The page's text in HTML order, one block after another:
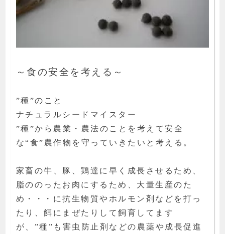
～食の安全を考える～
”種”のこと
ナチュラルシードマイスター
”種”から農業・農法のことを考えて安全
な“食”農作物を守っていきたいと考える。
家畜の牛、豚、鶏達に早く成長させるため、
脂ののったお肉にするため、大量生産のた
め・・・に抗生物質やホルモン剤などを打っ
たり、餌にまぜたりして飼育してます
が、”種”も害虫防止剤などの農薬や成長促進